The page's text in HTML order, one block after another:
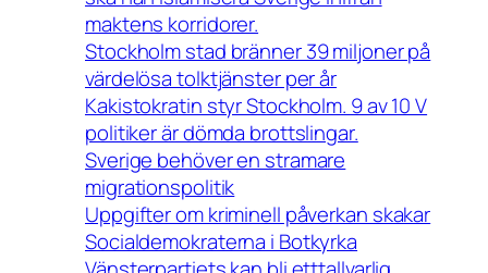
maktens korridorer.
Stockholm stad bränner 39 miljoner på
värdelösa tolktjänster per år
Kakistokratin styr Stockholm. 9 av 10 V
politiker är dömda brottslingar.
Sverige behöver en stramare
migrationspolitik
Uppgifter om kriminell påverkan skakar
Socialdemokraterna i Botkyrka